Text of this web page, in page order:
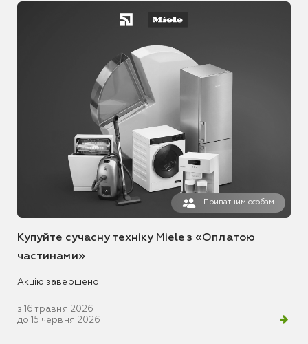
Приватним особам
Купуйте сучасну техніку Miele з «Оплатою
частинами»
Акцію завершено.
з 16 травня 2026
до 15 червня 2026